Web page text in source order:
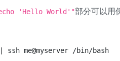
'Hello World'"部分可以用
me@myserver /bin/bash